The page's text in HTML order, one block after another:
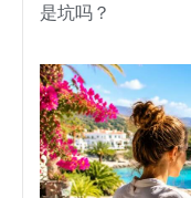
是坑吗？